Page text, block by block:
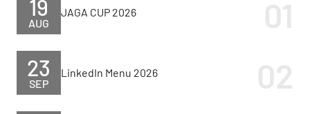
AUG
19 JAGA CUP 2026
SEP
23 LinkedIn Menu 2026